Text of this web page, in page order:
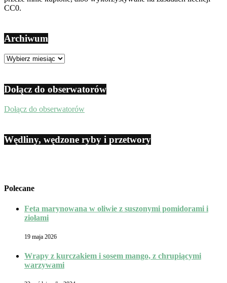
CC0.
Archiwum
Archiwum
Dołącz do obserwatorów
Dołącz do obserwatorów
Wędliny, wędzone ryby i przetwory
Polecane
Feta marynowana w oliwie z suszonymi pomidorami i
ziołami
19 maja 2026
Wrapy z kurczakiem i sosem mango, z chrupiącymi
warzywami